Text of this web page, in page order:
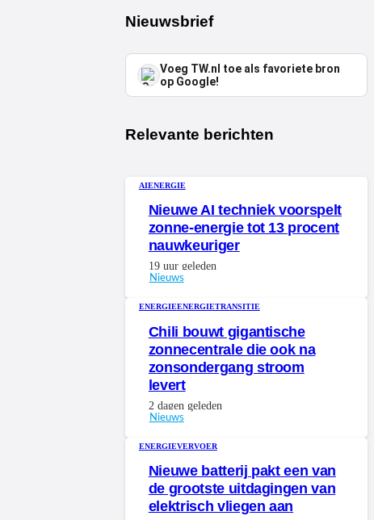
Nieuwsbrief
Voeg TW.nl toe als favoriete bron
op Google!
Relevante berichten
AIENERGIE
Nieuwe AI techniek voorspelt
zonne-energie tot 13 procent
nauwkeuriger
19 uur geleden
Nieuws
ENERGIEENERGIETRANSITIE
Chili bouwt gigantische
zonnecentrale die ook na
zonsondergang stroom
levert
2 dagen geleden
Nieuws
ENERGIEVERVOER
Nieuwe batterij pakt een van
de grootste uitdagingen van
elektrisch vliegen aan